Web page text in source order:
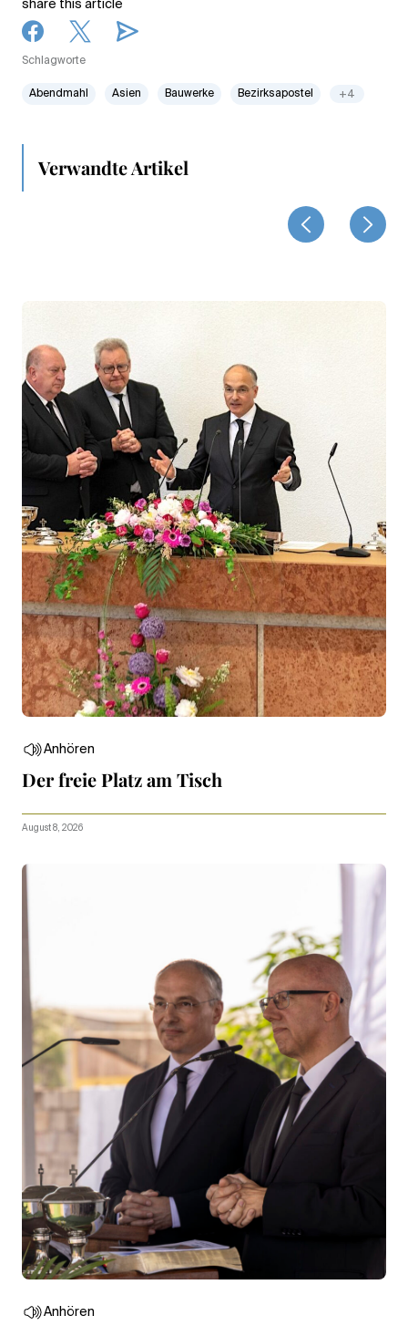
share this article
Schlagworte
Abendmahl Asien Bauwerke Bezirksapostel +4
Verwandte Artikel
Anhören
Der freie Platz am Tisch
August 8, 2026
Anhören